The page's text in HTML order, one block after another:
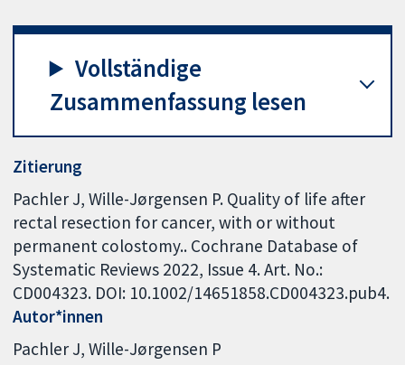
Vollständige
Zusammenfassung lesen
Zitierung
Pachler J, Wille-Jørgensen P. Quality of life after
rectal resection for cancer, with or without
permanent colostomy.. Cochrane Database of
Systematic Reviews 2022, Issue 4. Art. No.:
CD004323. DOI: 10.1002/14651858.CD004323.pub4.
Autor*innen
Pachler J Wille-Jørgensen P